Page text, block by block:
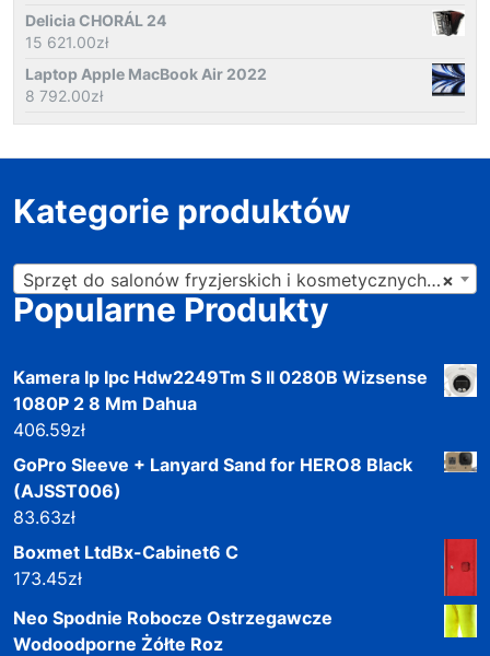
Delicia CHORÁL 24
15 621.00zł
Laptop Apple MacBook Air 2022
8 792.00zł
Kategorie produktów
×
Sprzęt do salonów fryzjerskich i kosmetycznych (201)
Popularne Produkty
Kamera Ip Ipc Hdw2249Tm S Il 0280B Wizsense
1080P 2 8 Mm Dahua
406.59zł
GoPro Sleeve + Lanyard Sand for HERO8 Black
(AJSST006)
83.63zł
Boxmet LtdBx-Cabinet6 C
173.45zł
Neo Spodnie Robocze Ostrzegawcze
Wodoodporne Żółte Roz